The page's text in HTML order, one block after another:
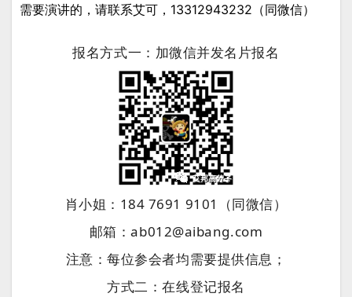
需要演讲的，请联系艾可，13312943232（同微信）
报名方式一：加微信并发名片报名
肖小姐：184 7691 9101（同微信）
邮箱：ab012@aibang.com
注意：每位参会者均需要提供信息；
方式二：在线登记报名